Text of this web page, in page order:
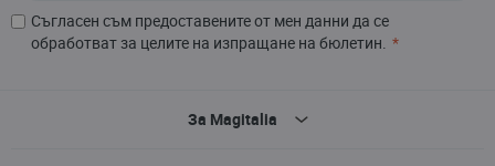
Съгласен съм предоставените от мен данни да се
обработват за целите на изпращане на бюлетин.
За Magitalia